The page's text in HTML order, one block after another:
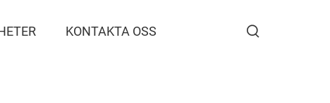
KONTAKTA OSS